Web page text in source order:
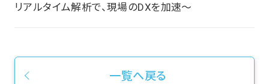
リアルタイム解析で、現場のDXを加速～
一覧へ戻る